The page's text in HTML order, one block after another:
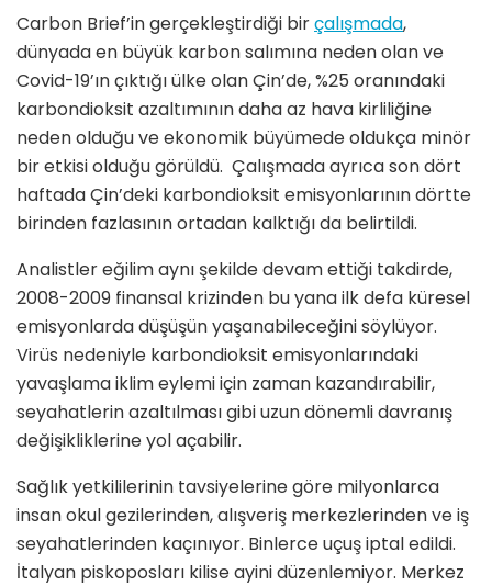
Carbon Brief’in gerçekleştirdiği birçalışmada,
dünyada en büyük karbon salımına neden olan ve
Covid-19’ın çıktığı ülke olan Çin’de, %25 oranındaki
karbondioksit azaltımının daha az hava kirliliğine
neden olduğu ve ekonomik büyümede oldukça minör
bir etkisi olduğu görüldü. Çalışmada ayrıca son dört
haftada Çin’deki karbondioksit emisyonlarının dörtte
birinden fazlasının ortadan kalktığı da belirtildi.
Analistler eğilim aynı şekilde devam ettiği takdirde,
2008-2009 finansal krizinden bu yana ilk defa küresel
emisyonlarda düşüşün yaşanabileceğini söylüyor.
Virüs nedeniyle karbondioksit emisyonlarındaki
yavaşlama iklim eylemi için zaman kazandırabilir,
seyahatlerin azaltılması gibi uzun dönemli davranış
değişikliklerine yol açabilir.
Sağlık yetkililerinin tavsiyelerine göre milyonlarca
insan okul gezilerinden, alışveriş merkezlerinden ve iş
seyahatlerinden kaçınıyor. Binlerce uçuş iptal edildi.
İtalyan piskoposları kilise ayini düzenlemiyor. Merkez